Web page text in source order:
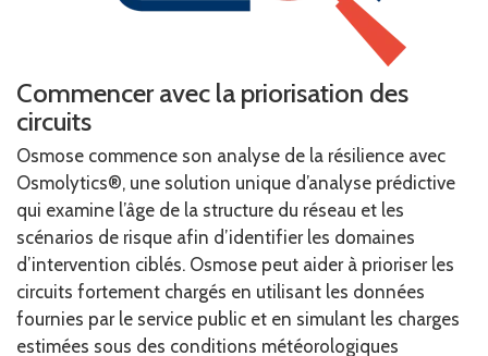
Commencer avec la priorisation des
circuits
Osmose commence son analyse de la résilience avec
Osmolytics®, une solution unique d’analyse prédictive
qui examine l’âge de la structure du réseau et les
scénarios de risque afin d’identifier les domaines
d’intervention ciblés. Osmose peut aider à prioriser les
circuits fortement chargés en utilisant les données
fournies par le service public et en simulant les charges
estimées sous des conditions météorologiques